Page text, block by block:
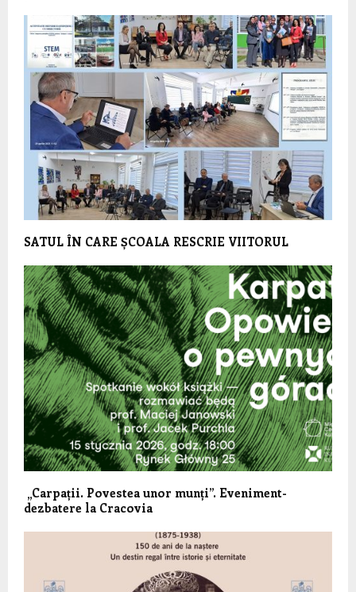
SATUL ÎN CARE ȘCOALA RESCRIE VIITORUL
„Carpații. Povestea unor munți”. Eveniment-
dezbatere la Cracovia